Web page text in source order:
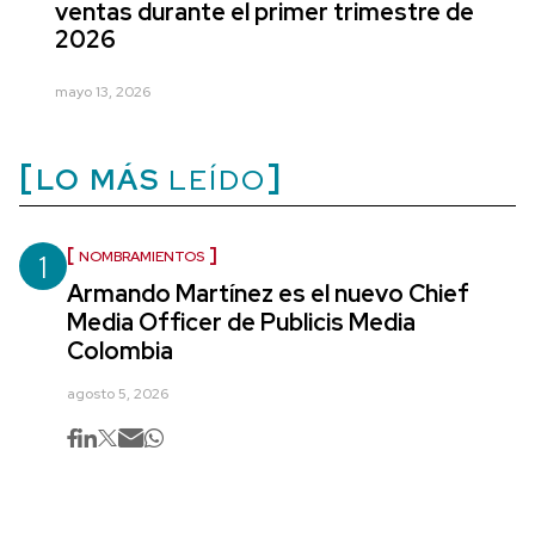
ventas durante el primer trimestre de
2026
mayo 13, 2026
LO MÁS LEÍDO
1 NOMBRAMIENTOS
Armando Martínez es el nuevo Chief
Media Officer de Publicis Media
Colombia
agosto 5, 2026